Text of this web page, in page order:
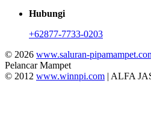
Hubungi
+62877-7733-0203
© 2026 www.saluran-
Pelancar Mampet
© 2012 www.winnpi.com | ALFA